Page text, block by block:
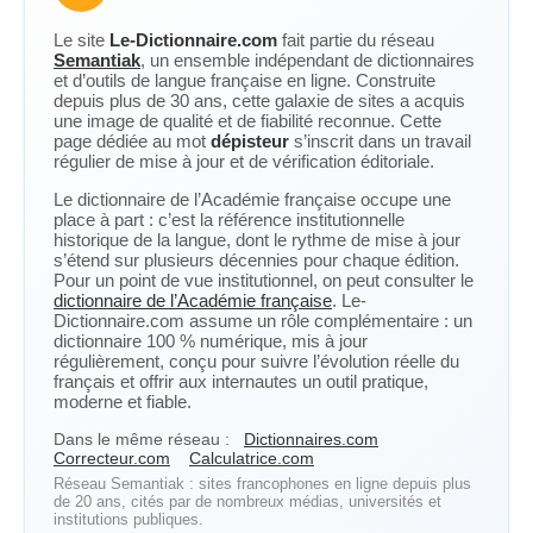
Le site Le-Dictionnaire.com fait partie du réseau
Semantiak, un ensemble indépendant de dictionnaires
et d’outils de langue française en ligne. Construite
depuis plus de 30 ans, cette galaxie de sites a acquis
une image de qualité et de fiabilité reconnue. Cette
page dédiée au mot dépisteur s’inscrit dans un travail
régulier de mise à jour et de vérification éditoriale.
Le dictionnaire de l’Académie française occupe une
place à part : c’est la référence institutionnelle
historique de la langue, dont le rythme de mise à jour
s’étend sur plusieurs décennies pour chaque édition.
Pour un point de vue institutionnel, on peut consulter le
dictionnaire de l’Académie française. Le-
Dictionnaire.com assume un rôle complémentaire : un
dictionnaire 100 % numérique, mis à jour
régulièrement, conçu pour suivre l’évolution réelle du
français et offrir aux internautes un outil pratique,
moderne et fiable.
Dans le même réseau :
Dictionnaires.com
Correcteur.com
Calculatrice.com
Réseau Semantiak : sites francophones en ligne depuis plus
de 20 ans, cités par de nombreux médias, universités et
institutions publiques.